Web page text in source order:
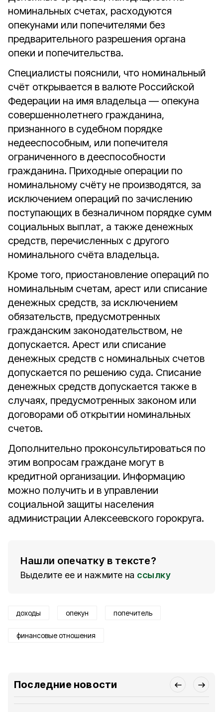
номинальных счетах, расходуются
опекунами или попечителями без
предварительного разрешения органа
опеки и попечительства.
Специалисты пояснили, что номинальный
счёт открывается в валюте Российской
Федерации на имя владельца — опекуна
совершеннолетнего гражданина,
признанного в судебном порядке
недееспособным, или попечителя
ограниченного в дееспособности
гражданина. Приходные операции по
номинальному счёту не производятся, за
исключением операций по зачислению
поступающих в безналичном порядке сумм
социальных выплат, а также денежных
средств, перечисленных с другого
номинального счёта владельца.
Кроме того, приостановление операций по
номинальным счетам, арест или списание
денежных средств, за исключением
обязательств, предусмотренных
гражданским законодательством, не
допускается. Арест или списание
денежных средств с номинальных счетов
допускается по решению суда. Списание
денежных средств допускается также в
случаях, предусмотренных законом или
договорами об открытии номинальных
счетов.
Дополнительно проконсультироваться по
этим вопросам граждане могут в
кредитной организации. Информацию
можно получить и в управлении
социальной защиты населения
администрации Алексеевского горокруга.
Нашли опечатку в тексте?
Выделите ее и нажмите на ссылку
доходы опекун попечитель
финансовые отношения
Последние новости